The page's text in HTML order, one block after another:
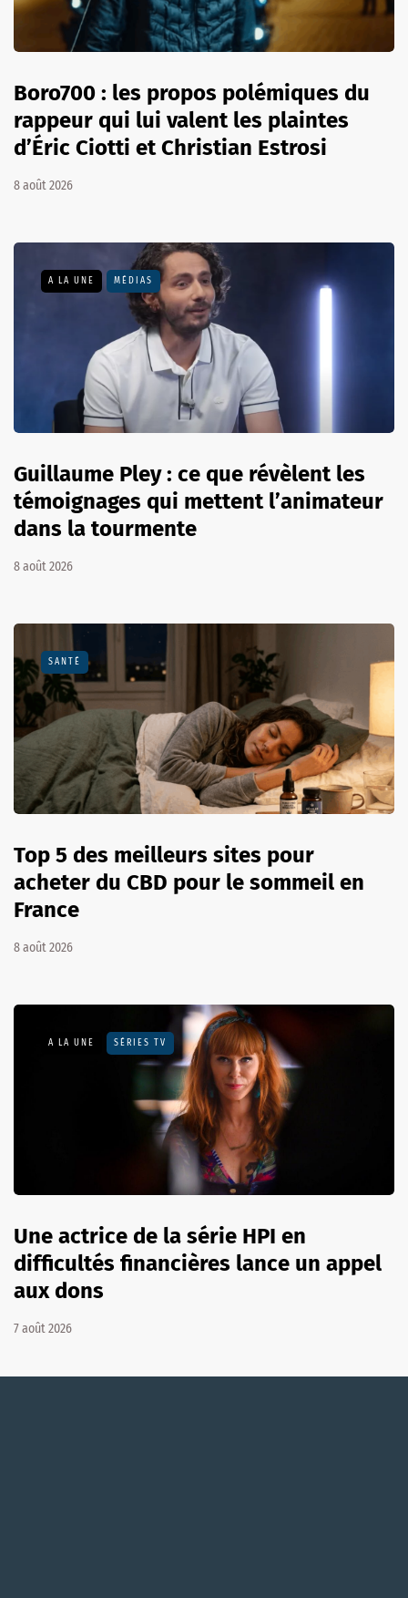
Boro700 : les propos polémiques du
rappeur qui lui valent les plaintes
d’Éric Ciotti et Christian Estrosi
8 août 2026
A LA UNE MÉDIAS
Guillaume Pley : ce que révèlent les
témoignages qui mettent l’animateur
dans la tourmente
8 août 2026
SANTÉ
Top 5 des meilleurs sites pour
acheter du CBD pour le sommeil en
France
8 août 2026
A LA UNE SÉRIES TV
Une actrice de la série HPI en
difficultés financières lance un appel
aux dons
7 août 2026